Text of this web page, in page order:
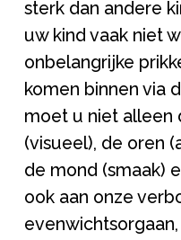
sterk dan andere
uw kind vaak niet
onbelangrijke
komen binnen via
moet u niet alleen
(visueel), de oren
de mond (smaak)
ook aan onze